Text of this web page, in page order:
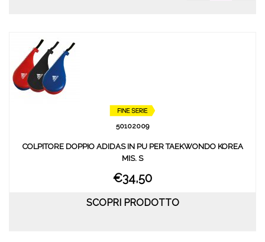
50102009
COLPITORE DOPPIO ADIDAS IN PU PER TAEKWONDO KOREA
MIS. S
€34,50
SCOPRI PRODOTTO